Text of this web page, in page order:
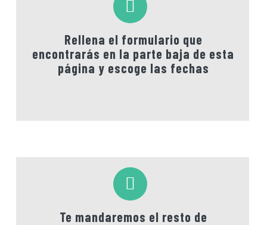
Rellena el formulario que
encontrarás en la parte baja de esta
página y escoge las fechas
Te mandaremos el resto de